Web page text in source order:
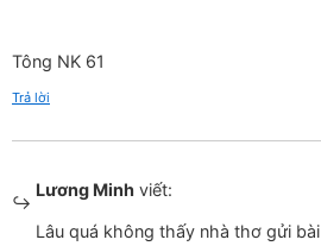
Tông NK 61
Trả lời
Lương Minh viết:
Lâu quá không thấy nhà thơ gửi bài